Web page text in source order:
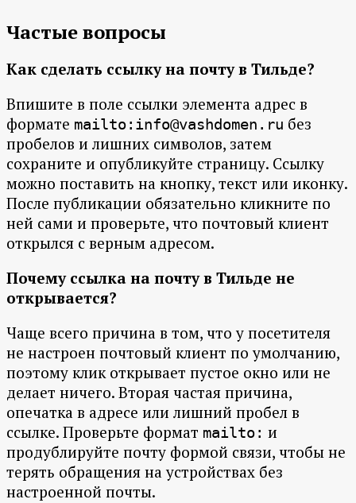
Частые вопросы
Как сделать ссылку на почту в Тильде?
Впишите в поле ссылки элемента адрес в
формате mailto:info@vashdomen.ru без
пробелов и лишних символов, затем
сохраните и опубликуйте страницу. Ссылку
можно поставить на кнопку, текст или иконку.
После публикации обязательно кликните по
ней сами и проверьте, что почтовый клиент
открылся с верным адресом.
Почему ссылка на почту в Тильде не
открывается?
Чаще всего причина в том, что у посетителя
не настроен почтовый клиент по умолчанию,
поэтому клик открывает пустое окно или не
делает ничего. Вторая частая причина,
опечатка в адресе или лишний пробел в
ссылке. Проверьте формат mailto: и
продублируйте почту формой связи, чтобы не
терять обращения на устройствах без
настроенной почты.